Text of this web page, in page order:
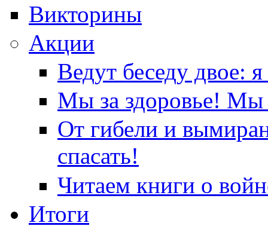
Викторины
Акции
Ведут беседу двое:
Мы за здоровье! Мы
От гибели и
спасать!
Читаем книги о
Итоги